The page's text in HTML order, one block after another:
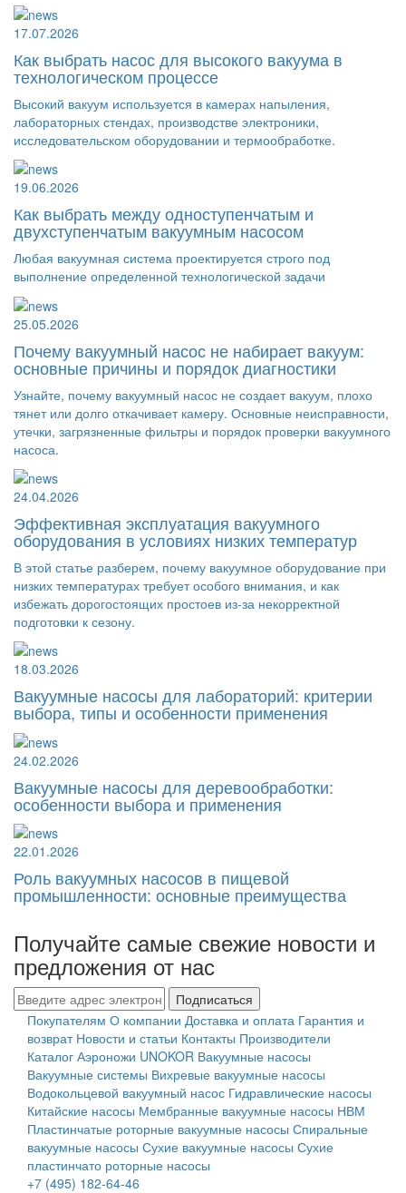
17.07.2026
Как выбрать насос для высокого вакуума в
технологическом процессе
Высокий вакуум используется в камерах напыления,
лабораторных стендах, производстве электроники,
исследовательском оборудовании и термообработке.
19.06.2026
Как выбрать между одноступенчатым и
двухступенчатым вакуумным насосом
Любая вакуумная система проектируется строго под
выполнение определенной технологической задачи
25.05.2026
Почему вакуумный насос не набирает вакуум:
основные причины и порядок диагностики
Узнайте, почему вакуумный насос не создает вакуум, плохо
тянет или долго откачивает камеру. Основные неисправности,
утечки, загрязненные фильтры и порядок проверки вакуумного
насоса.
24.04.2026
Эффективная эксплуатация вакуумного
оборудования в условиях низких температур
В этой статье разберем, почему вакуумное оборудование при
низких температурах требует особого внимания, и как
избежать дорогостоящих простоев из-за некорректной
подготовки к сезону.
18.03.2026
Вакуумные насосы для лабораторий: критерии
выбора, типы и особенности применения
24.02.2026
Вакуумные насосы для деревообработки:
особенности выбора и применения
22.01.2026
Роль вакуумных насосов в пищевой
промышленности: основные преимущества
Получайте самые свежие новости и
предложения от нас
Подписаться
Покупателям О компании Доставка и оплата Гарантия и
возврат Новости и статьи Контакты Производители
Каталог Аэроножи UNOKOR Вакуумные насосы
Вакуумные системы Вихревые вакуумные насосы
Водокольцевой вакуумный насос Гидравлические насосы
Китайские насосы Мембранные вакуумные насосы НВМ
Пластинчатые роторные вакуумные насосы Спиральные
вакуумные насосы Сухие вакуумные насосы Сухие
пластинчато роторные насосы
+7 (495) 182-64-46